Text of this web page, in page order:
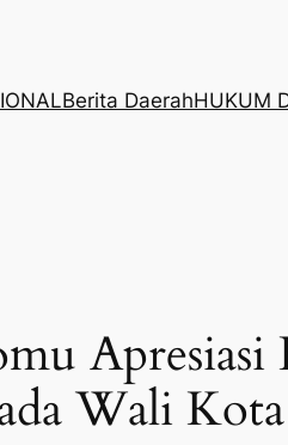
Berita DaerahHUKUM
Apresiasi
Wali